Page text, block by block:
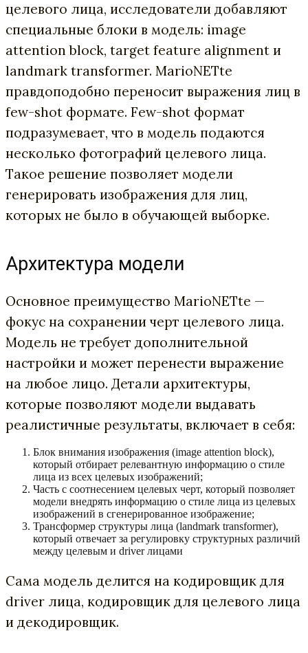
целевого лица, исследователи добавляют
специальные блоки в модель: image
attention block, target feature alignment и
landmark transformer. MarioNETte
правдоподобно переносит выражения лиц в
few-shot формате. Few-shot формат
подразумевает, что в модель подаются
несколько фотографий целевого лица.
Такое решение позволяет модели
генерировать изображения для лиц,
которых не было в обучающей выборке.
Архитектура модели
Основное преимущество MarioNETte —
фокус на сохранении черт целевого лица.
Модель не требует дополнительной
настройки и может перенести выражение
на любое лицо. Детали архитектуры,
которые позволяют модели выдавать
реалистичные результаты, включает в себя:
Блок внимания изображения (image attention block),
который отбирает релевантную информацию о стиле
лица из всех целевых изображений;
Часть с соотнесением целевых черт, который позволяет
модели внедрять информацию о стиле лица из целевых
изображений в сгенерированное изображение;
Трансформер структуры лица (landmark transformer),
который отвечает за регулировку структурных различий
между целевым и driver лицами
Сама модель делится на кодировщик для
driver лица, кодировщик для целевого лица
и декодировщик.